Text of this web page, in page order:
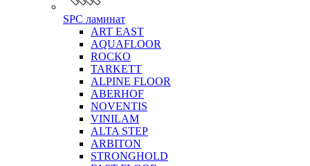
SPC ламинат
ART EAST
AQUAFLOOR
ROCKO
TARKETT
ALPINE FLOOR
ABERHOF
NOVENTIS
VINILAM
ALTA STEP
ARBITON
STRONGHOLD